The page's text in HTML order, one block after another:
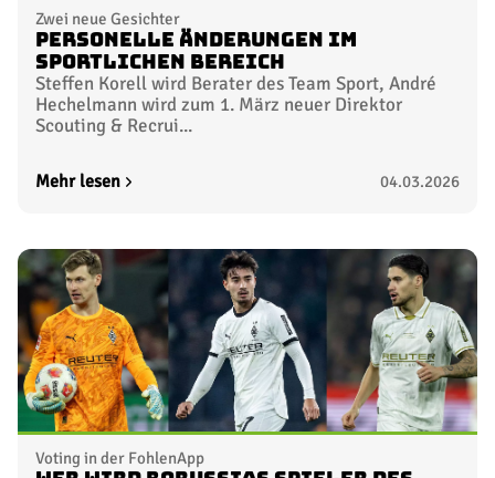
Zwei neue Gesichter
Personelle Änderungen im
sportlichen Bereich
Steffen Korell wird Berater des Team Sport, André
Hechelmann wird zum 1. März neuer Direktor
Scouting & Recrui...
Mehr lesen 04.03.2026
Voting in der FohlenApp